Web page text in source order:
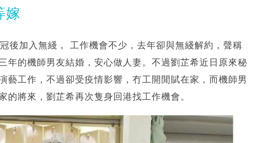
嫁
後加入無綫， 工作機會不少，去年卻與無綫解約，聲稱
年的機師男友結婚，安心做人妻。不過劉芷希近日原來秘
藝工作，不過卻受疫情影響，冇工開閒賦在家，而機師男
的將來，劉芷希再次隻身回港找工作機會。